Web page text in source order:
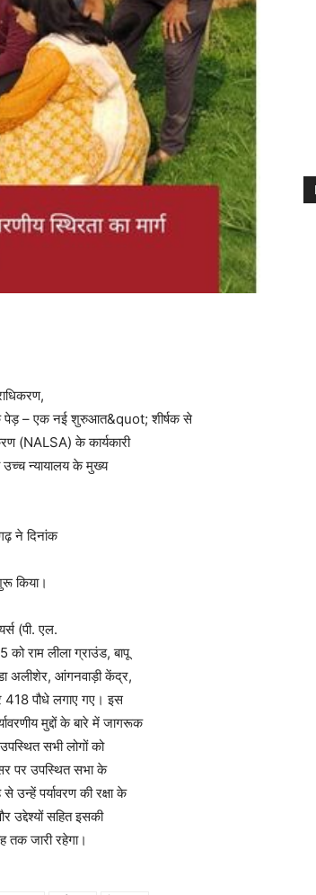
पेड़ – एक नई शुरुआत&quot; शीर्षक से
(NALSA) के कार्यकारी
उच्च न्यायालय के मुख्य
ने दिनांक
किया।
(पी. एल.
को राम लीला ग्राउंड, बापू
अलीशेर, आंगनवाड़ी केंद्र,
418 पौधे लगाए गए। इस
मुद्दों के बारे में जागरूक
सभी लोगों को
पर उपस्थित सभा के
पर्यावरण की रक्षा के
उद्देश्यों सहित इसकी
तक जारी रहेगा।